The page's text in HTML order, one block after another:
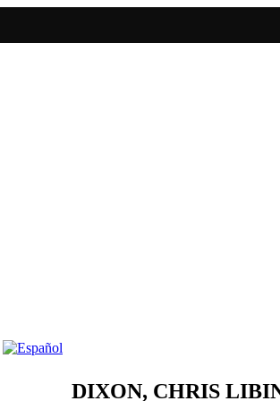
DIXON, CHRIS